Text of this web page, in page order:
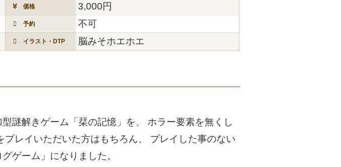
価格 3,000円
予約 不可
イラスト・DTP 脳みそホエホエ
謎解きゲーム「栞の記憶」を、 ホラー要素を無くし
レイいただいた方はもちろん、 プレイした事のない
ゲーム」になりました。